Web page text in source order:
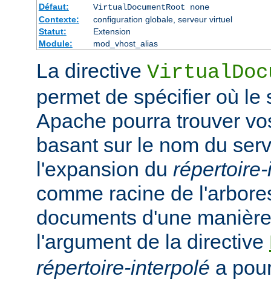
Défaut:
VirtualDocumentRoot none
Contexte:
configuration globale, serveur virtuel
Statut:
Extension
Module:
mod_vhost_alias
La directive
permet de spécifier où le
Apache pourra trouver
basant sur le nom du
l'expansion du
comme racine de
documents d'une
l'argument de la directive
répertoire-interpolé a